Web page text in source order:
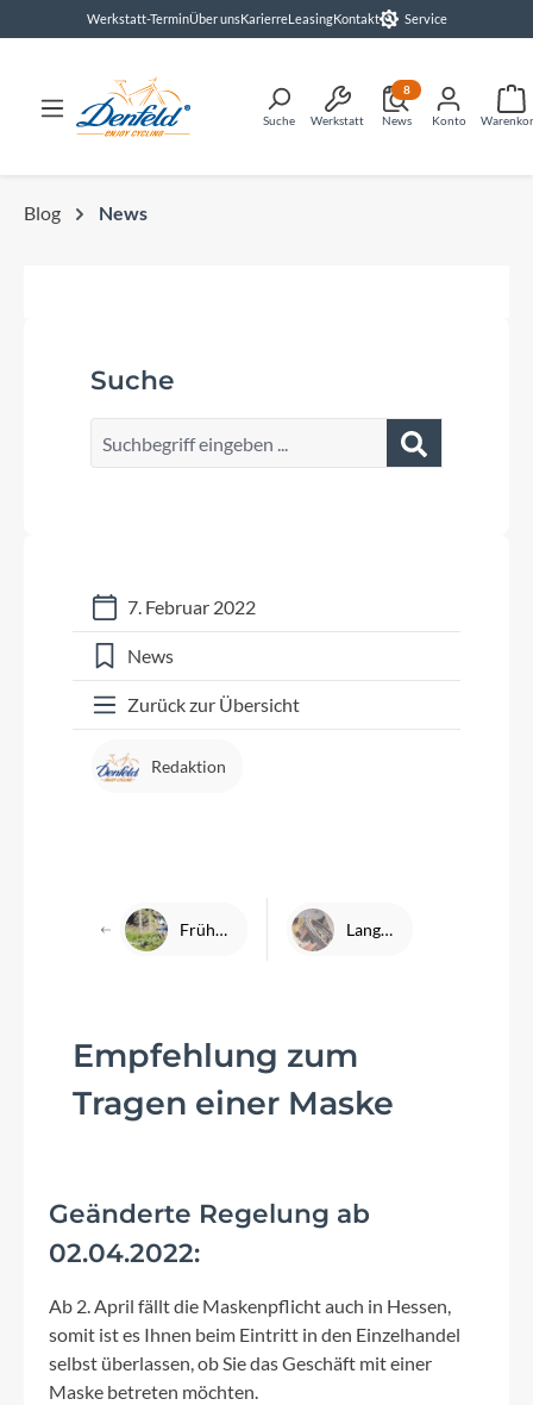
springenWerkstatt-TerminÜber unsKarierreLeasingKontakt Service
Suche Werkstatt News
8
Konto
Blog News
Suche
7. Februar 2022
News
Zurück zur Übersicht
Redaktion
Frühling! So klappt´s mit dem sportlichen Saisonstart Lange Wartezeit für Service-Termine – das steckt dahinter
Empfehlung zum
Tragen einer Maske
Geänderte Regelung ab
02.04.2022:
Ab 2. April fällt die Maskenpflicht auch in Hessen,
somit ist es Ihnen beim Eintritt in den Einzelhandel
selbst überlassen, ob Sie das Geschäft mit einer
Maske betreten möchten.